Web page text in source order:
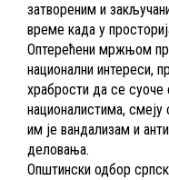
затвореним и
време када у
Оптерећени мржњом
национални интереси,
храбрости да се суоче
националистима, смеју
им је вандализам и
деловања.
Општински одбор